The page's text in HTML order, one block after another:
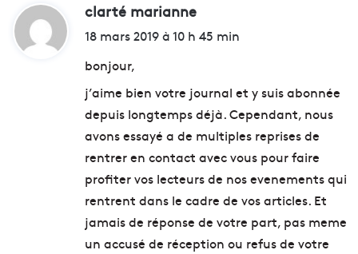
clarté marianne
:
18 mars 2019 à 10 h 45 min
bonjour,
j’aime bien votre journal et y suis abonnée
depuis longtemps déjà. Cependant, nous
avons essayé a de multiples reprises de
rentrer en contact avec vous pour faire
profiter vos lecteurs de nos evenements qui
rentrent dans le cadre de vos articles. Et
jamais de réponse de votre part, pas meme
un accusé de réception ou refus de votre